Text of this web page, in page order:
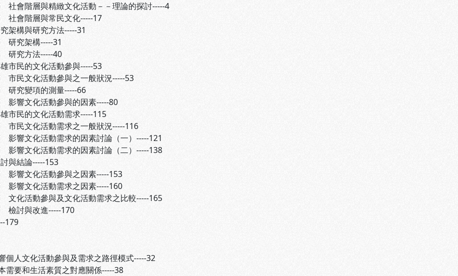
會階層與精緻文化活動－－理論的探討-----4
會階層與常民文化-----17
架構與研究方法-----31
究架構-----31
究方法-----40
市民的文化活動參與-----53
民文化活動參與之一般狀況-----53
究變項的測量-----66
響文化活動參與的因素-----80
市民的文化活動需求-----115
民文化活動需求之一般狀況-----116
響文化活動需求的因素討論（一）-----121
響文化活動需求的因素討論（二）-----138
與結論-----153
響文化活動參與之因素-----153
響文化活動需求之因素-----160
化活動參與及文化活動需求之比較-----165
討與改進-----170
179
人文化活動參與及需求之路徑模式-----32
要和生活素質之對應關係-----38